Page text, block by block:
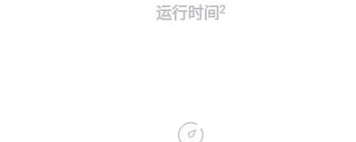
运行时间2